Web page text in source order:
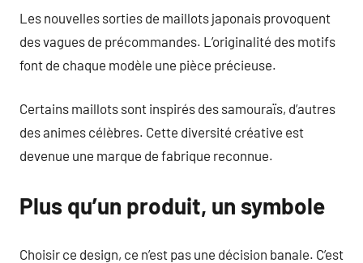
Les nouvelles sorties de maillots japonais provoquent
des vagues de précommandes. L’originalité des motifs
font de chaque modèle une pièce précieuse.
Certains maillots sont inspirés des samouraïs, d’autres
des animes célèbres. Cette diversité créative est
devenue une marque de fabrique reconnue.
Plus qu’un produit, un symbole
Choisir ce design, ce n’est pas une décision banale. C’est